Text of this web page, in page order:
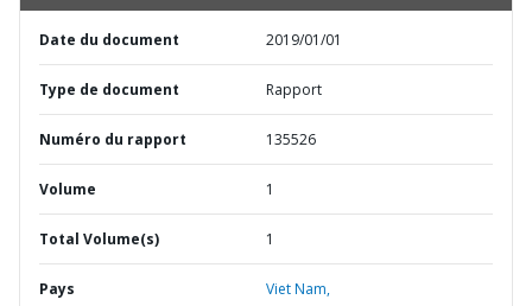
Date du document 2019/01/01
Type de document Rapport
Numéro du rapport 135526
Volume 1
Total Volume(s) 1
Pays Viet Nam,